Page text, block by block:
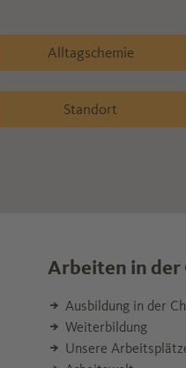
Alltagschemie
Standort
Arbeiten in der
Ausbildung in der
Weiterbildung
Unsere